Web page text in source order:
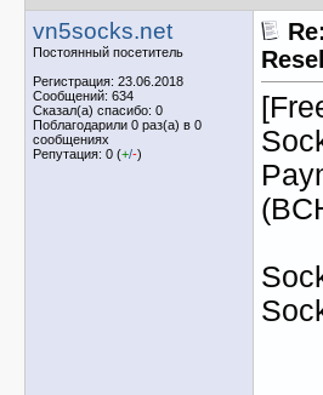
vn5socks.net
Постоянный посетитель
Регистрация: 23.06.2018
Сообщений: 634
Сказал(а) спасибо: 0
Поблагодарили 0 раз(а) в 0
сообщениях
Репутация: 0 (+/-)